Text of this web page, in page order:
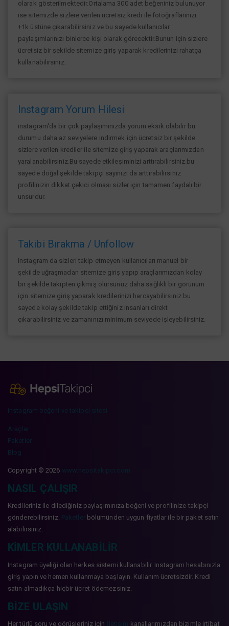
olarak gösterilmektedir.Ortalama 300 adet beğeniniz bulunuyor
ise sitemizde sizlere verilen ücretsiz kredi ile fotoğraflarınızı
+1k üstüne çıkarabilirsiniz ve bu sayede kullanıcılar
paylaşımlarınızı binlerce kişi olarak görecektir.Bunun için sizlere
ücretsiz bir şekilde sitemize giriş yaparak kredilerinizi rahatça
kullanabilirsiniz.
Instagram Yorum Hilesi
instagram'da bir çok paylaşımınızda yorum eksik olabilir bu
durumu daha az seviyelere indirmek için ücretsiz bir şekilde
sizlere verilen krediler ile sitemize giriş yaparak araçlarımızdan
yaralanabilirsiniz.Bu sayede etkileşiminizi arttırabilirsiniz.bu
sayede doğal şekilde takipçi sayınızı da arttırabilirsiniz
profilinizin dikkat çekici olması sizler için tamamen faydalı bir
unsurdur.
Takibi Bırakma / Unfollow
Instagram da sizleri takip etmeyen kullanıcıları manuel bir
şekilde uğraşmadan sitemize giriş yapıp araçlarımızdan kolay
bir şekilde takipten çıkmış olursunuz daha sağlıklı bir görünüm
için sitemize giriş yaparak kredilerinizi harcayabilirsiniz.bu
sayede kolay şekilde takip ettiğiniz insanları direkt
çıkarabilirsiniz ve zamanınızı minimum seviyede işleyebilirsiniz.
instagram beğeni ve takipçi sitesi
Araçlar
Paketler
Blog
Copyright © 2026 www.hepsitakipci.com
NASIL ÇALIŞIR
Kredileriniz ile dilediğiniz paylaşımınıza beğeni ve profilinize takipçi
gönderebilirsiniz. Paketler bölümünden uygun fiyatlar ile bir paket satın
alabilirsiniz.
KIMLER KULLANABILIR
Instagram üyeliği olan herkes sistemi kullanabilir. Instagram hesabınızla
giriş yapın ve hemen kullanmaya başlayın. Kullanım ücretsizdir. Kredi
satın almadıkça hiçbir ücret ödemezsiniz.
BIZE ULAŞIN
Her türlü soru ve görüşleriniz için kanallarımızdan bizimle irtibat